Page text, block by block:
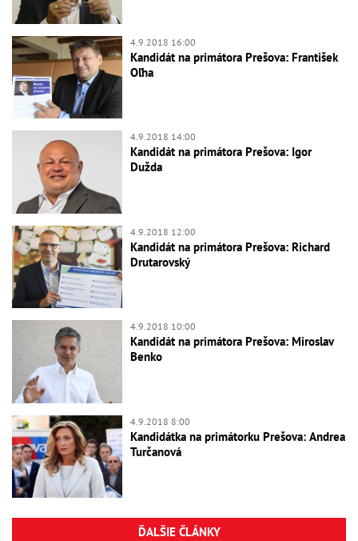
4.9.2018 16:00
Kandidát na primátora Prešova: František
Oľha
4.9.2018 14:00
Kandidát na primátora Prešova: Igor
Dužda
4.9.2018 12:00
Kandidát na primátora Prešova: Richard
Drutarovský
4.9.2018 10:00
Kandidát na primátora Prešova: Miroslav
Benko
4.9.2018 8:00
Kandidátka na primátorku Prešova: Andrea
Turčanová
ĎALŠIE ČLÁNKY